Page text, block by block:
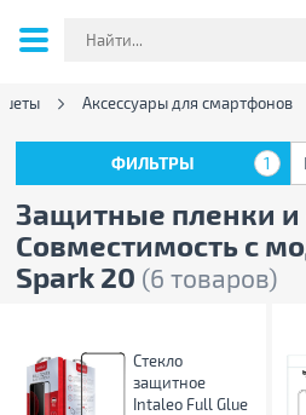
Аксессуары для смартфонов
Защитные пленки и
Совместимость с
Spark 20 (6 товаров)
ФИЛЬТРЫ 1
Стекло
защитное
Intaleo Full Glue
ФИЛЬТРЫ 1